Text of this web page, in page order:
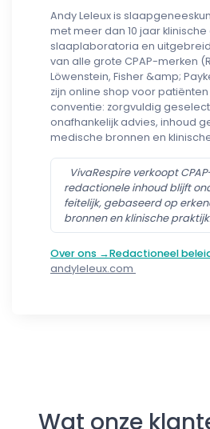
Andy Leleux is
met meer dan 10 jaar
slaaplaboratoria en
van alle grote CPAP-merken
Löwenstein, Fisher &amp;
zijn online shop voor patiënten
conventie: zorgvuldig
onafhankelijk advies, inhoud
medische bronnen en
VivaRespire verkoopt
redactionele inhoud blijft
feitelijk, gebaseerd op
bronnen en klinische
Over ons →Redactioneel
andyleleux.com
Wat onze